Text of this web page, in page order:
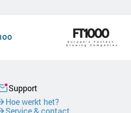
Support
Hoe werkt het?
Service & contact